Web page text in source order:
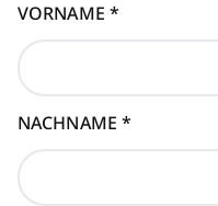
VORNAME *
NACHNAME*